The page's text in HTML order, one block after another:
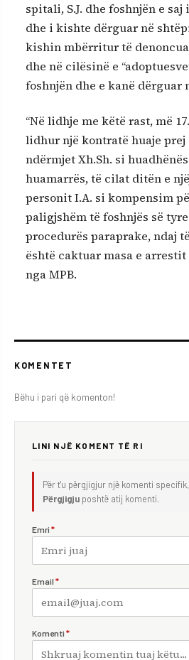
spitali, S.J. dhe foshnjën e
dhe i kishte dërguar në
kishin mbërritur të
dhe në cilësinë e
foshnjën dhe e kanë dërguar
“Në lidhje me këtë rast, më
lidhur një kontratë huaje prej
ndërmjet Xh.Sh. si
huamarrës, të cilat ditën e
personit I.A. si kompensim
paligjshëm të foshnjës së
procedurës paraprake, ndaj
është caktuar masa e arrestit
nga MPB.
KOMENTET
Bëhu i pari që komenton!
LINI NJË KOMENT TË RI
Për t'u përgjigjur një komenti
Përgjigju poshtë atij komenti.
Emri *
Email *
Komenti *